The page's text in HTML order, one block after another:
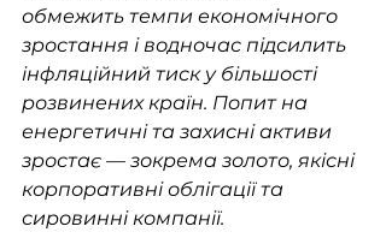
обмежить темпи економічного
зростання і водночас підсилить
інфляційний тиск у більшості
розвинених країн. Попит на
енергетичні та захисні активи
зростає — зокрема золото, якісні
корпоративні облігації та
сировинні компанії.